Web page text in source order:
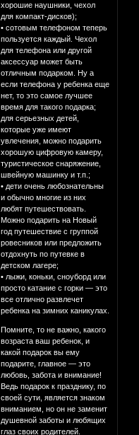
хорошие наушники, чехол
для компакт-дисков);
• сотовым телефоном теперь
пользуется каждый. Чехол
для телефона или другой
аксессуар может быть
отличным подарком. Ну а
если телефона у ребенка еще
нет, то это самое лучшее
время для такого подарка;
для серьезных детей,
которые уже имеют
увлечения, можно подарить
хорошую цифровую камеру,
туристическое снаряжение,
швейную машинку и т.п.;
• дети очень любознательны
и обычно многие из них
любят путешествовать.
Можно подарить на Новый
год путешествие с группой
ровесников или предложить
отдохнуть по путевке в
детском лагере;
• лыжи, коньки, сноуборд или
просто катание с горки — это
все отлично развлечет
ребенка на зимних каникулах.
Помните, то не важно, какого
возраста ваш ребенок, и
какой подарок вы ему
подарите, главное — это
любовь, забота и внимание!
Ведь подарок к празднику, по
своей сути, является знаком
вниманием, но он не заменит
душевной заботы и любящих
глаз своих родителей.